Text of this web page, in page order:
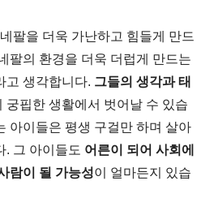
팔을 더욱 가난하고 힘들게 만드
팔의 환경을 더욱 더럽게 만드는
고 생각합니다. 그들의 생각과 태
궁핍한 생활에서 벗어날 수 있습
아이들은 평생 구걸만 하며 살아
. 그 아이들도 어른이 되어 사회에
람이 될 가능성이 얼마든지 있습